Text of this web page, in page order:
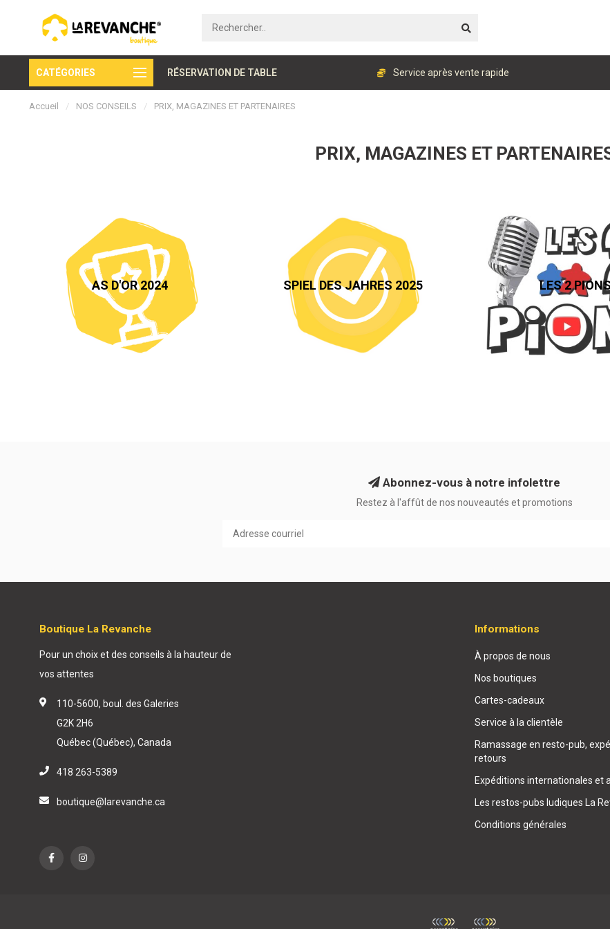
CATÉGORIES RÉSERVATION DE TABLE
Paiement sécurisé Service après vente rapide
Accueil / NOS CONSEILS / PRIX, MAGAZINES ET PARTENAIRES
PRIX, MAGAZINES ET
AS D'OR 2024 SPIEL DES JAHRES 2025 LES 2 PIONS
Abonnez-vous à notre infolettre
Restez à l'affût de nos nouveautés et promotions
Boutique La Revanche
Pour un choix et des conseils à la hauteur de
vos attentes
110-5600, boul. des Galeries
G2K 2H6
Québec (Québec), Canada
418 263-5389
boutique@larevanche.ca
Informations
À propos de nous
Nos boutiques
Cartes-cadeaux
Service à la clientèle
Ramassage en resto-pub,
retours
Expéditions internationales et
Les restos-pubs ludiques La
Conditions générales